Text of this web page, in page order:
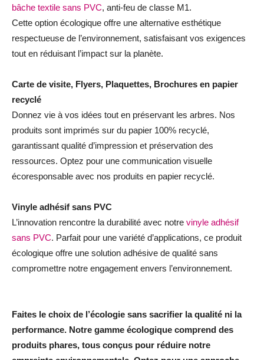
bâche textile sans PVC, anti-feu de classe M1.
Cette option écologique offre une alternative esthétique
respectueuse de l’environnement, satisfaisant vos exigences
tout en réduisant l’impact sur la planète.
Carte de visite, Flyers, Plaquettes, Brochures en papier
recyclé
Donnez vie à vos idées tout en préservant les arbres. Nos
produits sont imprimés sur du papier 100% recyclé,
garantissant qualité d’impression et préservation des
ressources. Optez pour une communication visuelle
écoresponsable avec nos produits en papier recyclé.
Vinyle adhésif sans PVC
L’innovation rencontre la durabilité avec notre vinyle adhésif
sans PVC. Parfait pour une variété d’applications, ce produit
écologique offre une solution adhésive de qualité sans
compromettre notre engagement envers l’environnement.
Faites le choix de l’écologie sans sacrifier la qualité ni la
performance. Notre gamme écologique comprend des
produits phares, tous conçus pour réduire notre